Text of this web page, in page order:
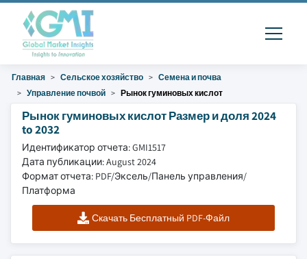
Главная Сельское хозяйство
Семена и почва
Управление почвой
Рынок гуминовых кислот
Рынок гуминовых кислот Размер и доля 2024
to 2032
Идентификатор отчета: GMI1517
Дата публикации: August 2024
Формат отчета: PDF/Эксель/Панель управления/
Платформа
Скачать Бесплатный PDF-Файл